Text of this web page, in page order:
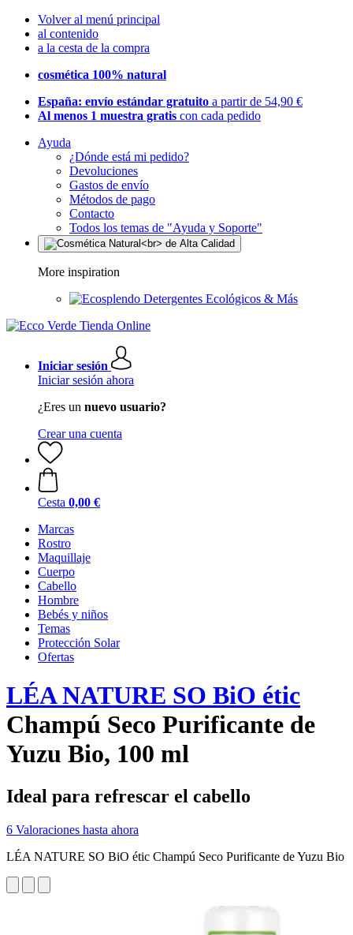
Volver al menú principal
al contenido
a la cesta de la compra
cosmética 100% natural
España: envío estándar gratuito a partir de 54,90 €
Al menos 1 muestra gratis con cada pedido
Ayuda
¿Dónde está mi pedido?
Devoluciones
Gastos de envío
Métodos de pago
Contacto
Todos los temas de "Ayuda y Soporte"
More inspiration
Detergentes Ecológicos & Más
Iniciar sesión
Iniciar sesión ahora
¿Eres un nuevo usuario?
Crear una cuenta
Cesta 0,00 €
Marcas
Rostro
Maquillaje
Cuerpo
Cabello
Hombre
Bebés y niños
Temas
Protección Solar
Ofertas
LÉA NATURE SO BiO étic
Champú Seco Purificante de
Yuzu Bio, 100 ml
Ideal para refrescar el cabello
6 Valoraciones hasta ahora
LÉA NATURE SO BiO étic Champú Seco Purificante de Yuzu Bio